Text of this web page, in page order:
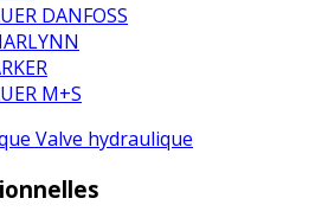
DANFOSS
M+S
Valve hydraulique